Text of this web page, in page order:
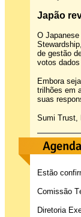
Japão
O
de gestão
votos
Embora
trilhões em
suas
Sumi Trust,
Estão
Comissão
Diretoria